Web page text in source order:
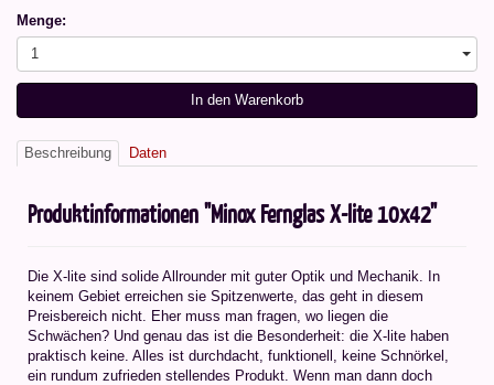
Menge:
1
In den Warenkorb
Beschreibung Daten
Produktinformationen "Minox Fernglas X-lite 10x42"
Die X-lite sind solide Allrounder mit guter Optik und Mechanik. In
keinem Gebiet erreichen sie Spitzenwerte, das geht in diesem
Preisbereich nicht. Eher muss man fragen, wo liegen die
Schwächen? Und genau das ist die Besonderheit: die X-lite haben
praktisch keine. Alles ist durchdacht, funktionell, keine Schnörkel,
ein rundum zufrieden stellendes Produkt. Wenn man dann doch